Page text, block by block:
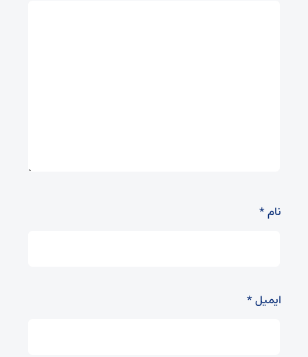
نام*
ایمیل*